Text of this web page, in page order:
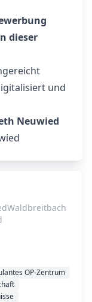
dieser
und
Neuwied
OP-Zentrum